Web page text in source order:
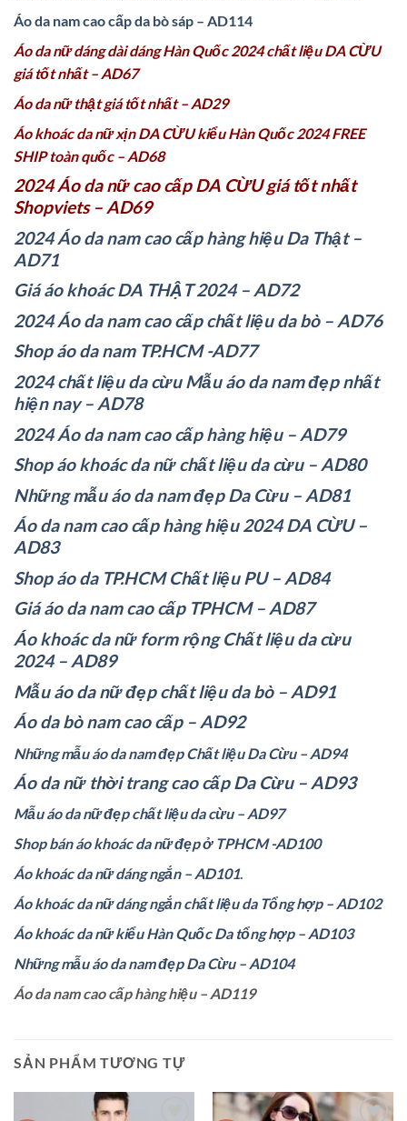
Áo da nam cao cấp da bò sáp – AD114
Áo da nữ dáng dài dáng Hàn Quốc 2024 chất liệu DA CỪU
giá tốt nhất – AD67
Áo da nữ thật giá tốt nhất – AD29
Áo khoác da nữ xịn DA CỪU kiểu Hàn Quốc 2024 FREE
SHIP toàn quốc – AD68
2024 Áo da nữ cao cấp DA CỪU giá tốt nhất
Shopviets – AD69
2024 Áo da nam cao cấp hàng hiệu Da Thật –
AD71
Giá áo khoác DA THẬT 2024 – AD72
2024 Áo da nam cao cấp chất liệu da bò – AD76
Shop áo da nam TP.HCM -AD77
2024 chất liệu da cừu Mẫu áo da nam đẹp nhất
hiện nay – AD78
2024 Áo da nam cao cấp hàng hiệu – AD79
Shop áo khoác da nữ chất liệu da cừu – AD80
Những mẫu áo da nam đẹp Da Cừu – AD81
Áo da nam cao cấp hàng hiệu 2024 DA CỪU –
AD83
Shop áo da TP.HCM Chất liệu PU – AD84
Giá áo da nam cao cấp TPHCM – AD87
Áo khoác da nữ form rộng Chất liệu da cừu
2024 – AD89
Mẫu áo da nữ đẹp chất liệu da bò – AD91
Áo da bò nam cao cấp – AD92
Những mẫu áo da nam đẹp Chất liệu Da Cừu – AD94
Áo da nữ thời trang cao cấp Da Cừu – AD93
Mẫu áo da nữ đẹp chất liệu da cừu – AD97
Shop bán áo khoác da nữ đẹp ở TPHCM -AD100
Áo khoác da nữ dáng ngắn – AD101.
Áo khoác da nữ dáng ngắn chất liệu da Tổng hợp – AD102
Áo khoác da nữ kiểu Hàn Quốc Da tổng hợp – AD103
Những mẫu áo da nam đẹp Da Cừu – AD104
Áo da nam cao cấp hàng hiệu – AD119
SẢN PHẨM TƯƠNG TỰ